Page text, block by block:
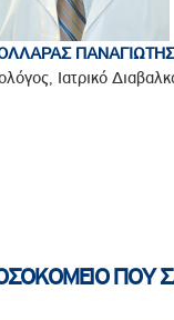
ΠΑΝΑΓΙΩΤΗΣ
Ιατρικό
ΠΟΥ